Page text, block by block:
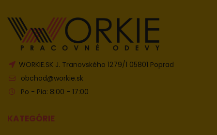
WORKIE.SK J. Tranovského 1279/1 05801 Poprad
obchod@workie.sk
Po - Pia: 8:00 - 17:00
KATEGÓRIE